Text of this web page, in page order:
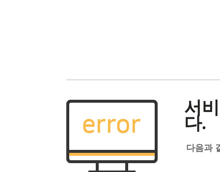
서
다.
다음과